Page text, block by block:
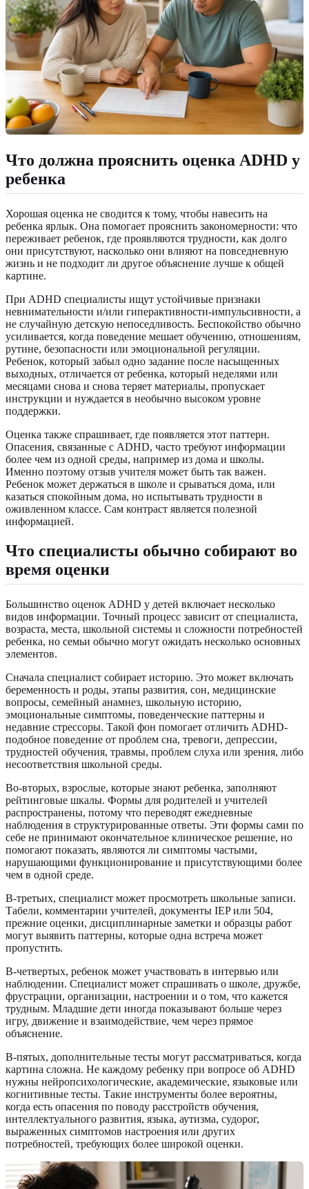
Что должна прояснить оценка ADHD у
ребенка
Хорошая оценка не сводится к тому, чтобы навесить на
ребенка ярлык. Она помогает прояснить закономерности: что
переживает ребенок, где проявляются трудности, как долго
они присутствуют, насколько они влияют на повседневную
жизнь и не подходит ли другое объяснение лучше к общей
картине.
При ADHD специалисты ищут устойчивые признаки
невнимательности и/или гиперактивности-импульсивности, а
не случайную детскую непоседливость. Беспокойство обычно
усиливается, когда поведение мешает обучению, отношениям,
рутине, безопасности или эмоциональной регуляции.
Ребенок, который забыл одно задание после насыщенных
выходных, отличается от ребенка, который неделями или
месяцами снова и снова теряет материалы, пропускает
инструкции и нуждается в необычно высоком уровне
поддержки.
Оценка также спрашивает, где появляется этот паттерн.
Опасения, связанные с ADHD, часто требуют информации
более чем из одной среды, например из дома и школы.
Именно поэтому отзыв учителя может быть так важен.
Ребенок может держаться в школе и срываться дома, или
казаться спокойным дома, но испытывать трудности в
оживленном классе. Сам контраст является полезной
информацией.
Что специалисты обычно собирают во
время оценки
Большинство оценок ADHD у детей включает несколько
видов информации. Точный процесс зависит от специалиста,
возраста, места, школьной системы и сложности потребностей
ребенка, но семьи обычно могут ожидать несколько основных
элементов.
Сначала специалист собирает историю. Это может включать
беременность и роды, этапы развития, сон, медицинские
вопросы, семейный анамнез, школьную историю,
эмоциональные симптомы, поведенческие паттерны и
недавние стрессоры. Такой фон помогает отличить ADHD-
подобное поведение от проблем сна, тревоги, депрессии,
трудностей обучения, травмы, проблем слуха или зрения, либо
несоответствия школьной среды.
Во-вторых, взрослые, которые знают ребенка, заполняют
рейтинговые шкалы. Формы для родителей и учителей
распространены, потому что переводят ежедневные
наблюдения в структурированные ответы. Эти формы сами по
себе не принимают окончательное клиническое решение, но
помогают показать, являются ли симптомы частыми,
нарушающими функционирование и присутствующими более
чем в одной среде.
В-третьих, специалист может просмотреть школьные записи.
Табели, комментарии учителей, документы IEP или 504,
прежние оценки, дисциплинарные заметки и образцы работ
могут выявить паттерны, которые одна встреча может
пропустить.
В-четвертых, ребенок может участвовать в интервью или
наблюдении. Специалист может спрашивать о школе, дружбе,
фрустрации, организации, настроении и о том, что кажется
трудным. Младшие дети иногда показывают больше через
игру, движение и взаимодействие, чем через прямое
объяснение.
В-пятых, дополнительные тесты могут рассматриваться, когда
картина сложна. Не каждому ребенку при вопросе об ADHD
нужны нейропсихологические, академические, языковые или
когнитивные тесты. Такие инструменты более вероятны,
когда есть опасения по поводу расстройств обучения,
интеллектуального развития, языка, аутизма, судорог,
выраженных симптомов настроения или других
потребностей, требующих более широкой оценки.